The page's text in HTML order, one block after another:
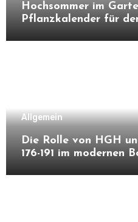
Hochsommer im
Pflanzkalender für
Allgemein
Die Rolle von HGH
176-191 im modernen